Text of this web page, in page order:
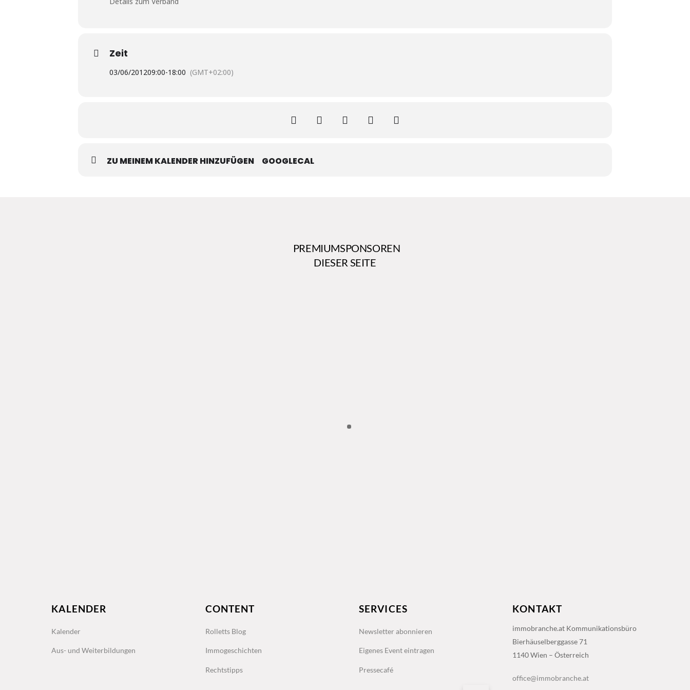
Zeit
03/06/201209:00-18:00 (GMT+02:00)
ZU MEINEM KALENDER HINZUFÜGEN GOOGLECAL
PREMIUMSPONSOREN
DIESER SEITE
KALENDER
Kalender
Aus- und Weiterbildungen
CONTENT
Rolletts Blog
Immogeschichten
Rechtstipps
SERVICES
Newsletter abonnieren
Eigenes Event eintragen
Pressecafé
KONTAKT
immobranche.at Kommunikationsbüro
Bierhäuselberggasse 71
1140 Wien – Österreich
office@immobranche.at